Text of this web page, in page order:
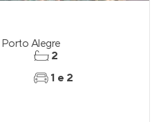
Porto Alegre
2
1 e 2